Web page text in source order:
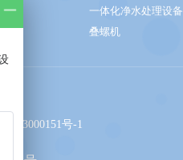
一体化净水处理设备
叠螺机
2023000151号-1